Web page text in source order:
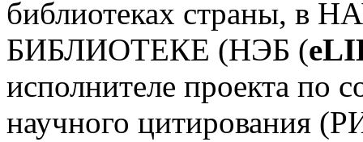
библиотеках страны,
БИБЛИОТЕКЕ (НЭБ (
исполнителе проекта по
научного цитирования